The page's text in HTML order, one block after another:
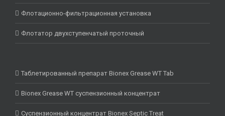
Флотационно-фильтрационная установка
Флотатор двухступенчатый проточный
Таблетированный препарат Bionex Grease WT Tab
Bionex Grease WT суспензионный концентрат
Суспензионный концентрат Bionex Septic Treat